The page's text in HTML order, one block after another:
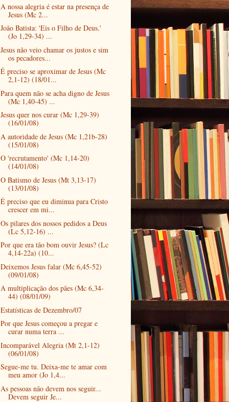
A nossa alegria é estar na presença de
Jesus (Mc 2...
João Batista: 'Eis o Filho de Deus.'
(Jo 1,29-34) ...
Jesus não veio chamar os justos e sim
os pecadores...
É preciso se aproximar de Jesus (Mc
2,1-12) (18/01...
Para quem não se acha digno de Jesus
(Mc 1,40-45) ...
Jesus quer nos curar (Mc 1,29-39)
(16/01/08)
A autoridade de Jesus (Mc 1,21b-28)
(15/01/08)
O 'recrutamento' (Mc 1,14-20)
(14/01/08)
O Batismo de Jesus (Mt 3,13-17)
(13/01/08)
É preciso que eu diminua para Cristo
crescer em mi...
Os pilares dos nossos pedidos a Deus
(Lc 5,12-16) ...
Por que era tão bom ouvir Jesus? (Lc
4,14-22a) (10...
Deixemos Jesus falar (Mc 6,45-52)
(09/01/08)
A multiplicação dos pães (Mc 6,34-
44) (08/01/09)
Estatísticas de Dezembro/07
Por que Jesus começou a pregar e
curar numa terra ...
Incomparável Alegria (Mt 2,1-12)
(06/01/08)
Segue-me tu. Deixa-me te amar com
meu amor (Jo 1,4...
As pessoas não devem nos seguir...
Devem seguir Je...